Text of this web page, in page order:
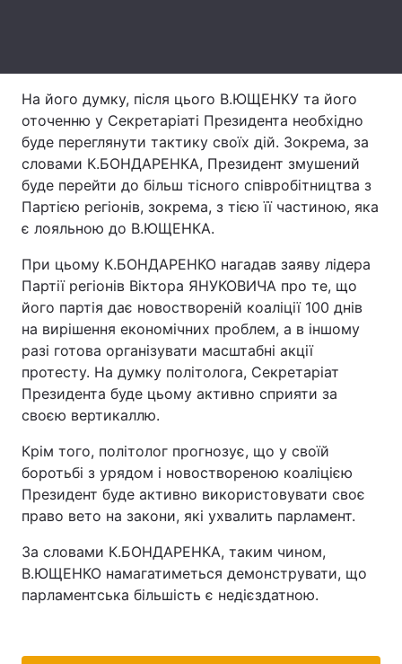
На його думку, після цього В.ЮЩЕНКУ та його
оточенню у Секретаріаті Президента необхідно
буде переглянути тактику своїх дій. Зокрема, за
словами К.БОНДАРЕНКА, Президент змушений
буде перейти до більш тісного співробітництва з
Партією регіонів, зокрема, з тією її частиною, яка
є лояльною до В.ЮЩЕНКА.
При цьому К.БОНДАРЕНКО нагадав заяву лідера
Партії регіонів Віктора ЯНУКОВИЧА про те, що
його партія дає новоствореній коаліції 100 днів
на вирішення економічних проблем, а в іншому
разі готова організувати масштабні акції
протесту. На думку політолога, Секретаріат
Президента буде цьому активно сприяти за
своєю вертикаллю.
Крім того, політолог прогнозує, що у своїй
боротьбі з урядом і новоствореною коаліцією
Президент буде активно використовувати своє
право вето на закони, які ухвалить парламент.
За словами К.БОНДАРЕНКА, таким чином,
В.ЮЩЕНКО намагатиметься демонструвати, що
парламентська більшість є недієздатною.